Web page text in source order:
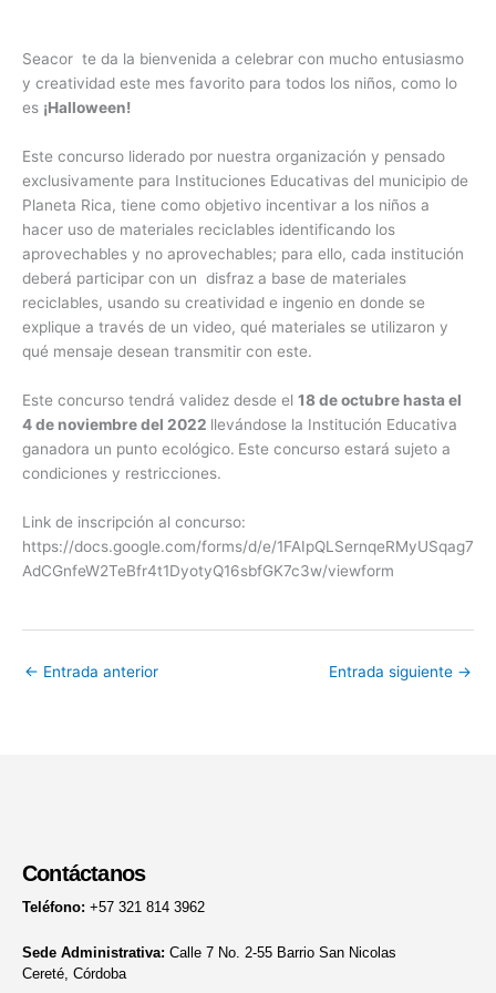
Seacor te da la bienvenida a celebrar con mucho entusiasmo
y creatividad este mes favorito para todos los niños, como lo
es ¡Halloween!
Este concurso liderado por nuestra organización y pensado
exclusivamente para Instituciones Educativas del municipio de
Planeta Rica, tiene como objetivo incentivar a los niños a
hacer uso de materiales reciclables identificando los
aprovechables y no aprovechables; para ello, cada institución
deberá participar con un disfraz a base de materiales
reciclables, usando su creatividad e ingenio en donde se
explique a través de un video, qué materiales se utilizaron y
qué mensaje desean transmitir con este.
Este concurso tendrá validez desde el 18 de octubre hasta el
4 de noviembre del 2022 llevándose la Institución Educativa
ganadora un punto ecológico. Este concurso estará sujeto a
condiciones y restricciones.
Link de inscripción al concurso:
https://docs.google.com/forms/d/e/1FAIpQLSernqeRMyUSqag7
AdCGnfeW2TeBfr4t1DyotyQ16sbfGK7c3w/viewform
← Entrada anterior Entrada siguiente →
Contáctanos
Teléfono: +57 321 814 3962
Sede Administrativa: Calle 7 No. 2-55 Barrio San Nicolas
Cereté, Córdoba